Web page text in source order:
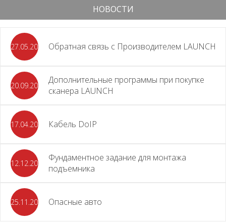
НОВОСТИ
27.05.2026 Обратная связь с Производителем LAUNCH
20.09.2025
Дополнительные программы при покупке
сканера LAUNCH
17.04.2024 Кабель DoIP
12.12.2023
Фундаментное задание для монтажа
подъемника
25.11.2023 Опасные авто